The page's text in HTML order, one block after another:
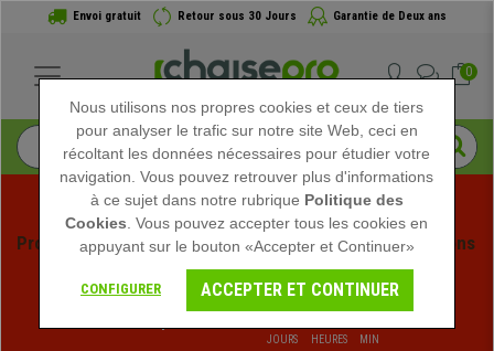
Envoi gratuit Retour sous 30 Jours Garantie de Deux ans
0
02
JOURS
: 09
HEURES
: 29
MIN
:
Profitez des soldes d'été chez Chaisepro ! Des réductions
exclusives pour une durée limitée - Voir l'offre
Nous utilisons nos propres cookies et ceux de tiers
pour analyser le trafic sur notre site Web, ceci en
récoltant les données nécessaires pour étudier votre
navigation. Vous pouvez retrouver plus d'informations
à ce sujet dans notre rubrique Politique des
Cookies . Vous pouvez accepter tous les cookies en
appuyant sur le bouton «Accepter et Continuer»
CONFIGURER ACCEPTER ET CONTINUER